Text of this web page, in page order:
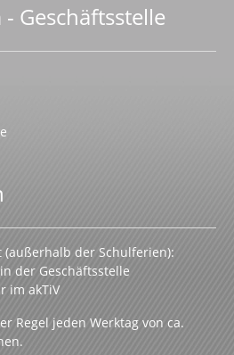
Geschäftsstelle
der Schulferien):
der Geschäftsstelle
im akTiV
Regel jeden Werktag von ca.